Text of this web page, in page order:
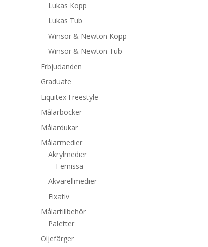
Lukas Kopp
Lukas Tub
Winsor & Newton Kopp
Winsor & Newton Tub
Erbjudanden
Graduate
Liquitex Freestyle
Målarböcker
Målardukar
Målarmedier
Akrylmedier
Fernissa
Akvarellmedier
Fixativ
Målartillbehör
Paletter
Oljefärger